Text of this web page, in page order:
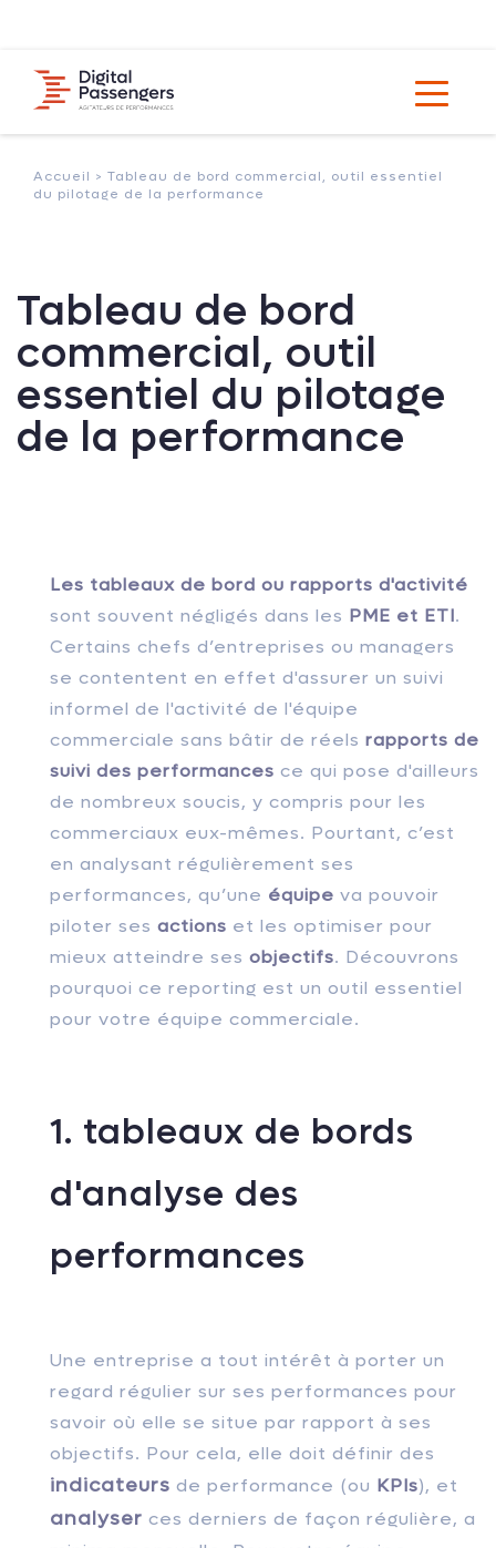
Accueil > Tableau de bord commercial, outil essentiel
du pilotage de la performance
Tableau de bord
commercial, outil
essentiel du pilotage
de la performance
Les tableaux de bord ou rapports d'activité
sont souvent négligés dans les PME et ETI.
Certains chefs d’entreprises ou managers
se contentent en effet d'assurer un suivi
informel de l'activité de l'équipe
commerciale sans bâtir de réels rapports de
suivi des performances ce qui pose d'ailleurs
de nombreux soucis, y compris pour les
commerciaux eux-mêmes. Pourtant, c’est
en analysant régulièrement ses
performances, qu’une équipe va pouvoir
piloter ses actions et les optimiser pour
mieux atteindre ses objectifs. Découvrons
pourquoi ce reporting est un outil essentiel
pour votre équipe commerciale.
1. tableaux de bords
d'analyse des
performances
Une entreprise a tout intérêt à porter un
regard régulier sur ses performances pour
savoir où elle se situe par rapport à ses
objectifs. Pour cela, elle doit définir des
indicateurs de performance (ou KPIs), et
analyser ces derniers de façon régulière, a